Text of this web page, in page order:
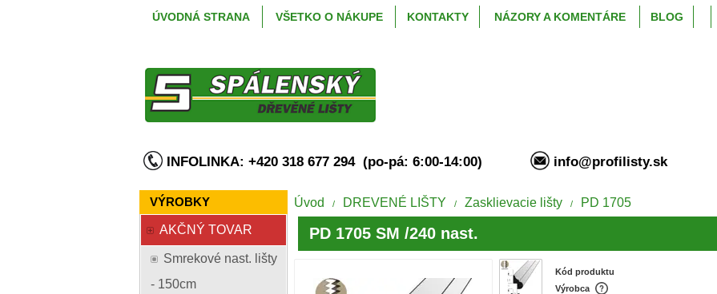
ÚVODNÁ STRANA VŠETKO O NÁKUPE KONTAKTY NÁZORY A KOMENTÁRE BLOG
INFOLINKA: +420 318 677 294 (po-pá: 6:00-14:00) info@profilisty.sk
VÝROBKY
AKČNÝ TOVAR
Smrekové nast. lišty
- 150cm
Úvod / DREVENÉ LIŠTY / Zasklievacie lišty / PD 1705
PD 1705 SM /240 nast.
Kód produktu
Výrobca